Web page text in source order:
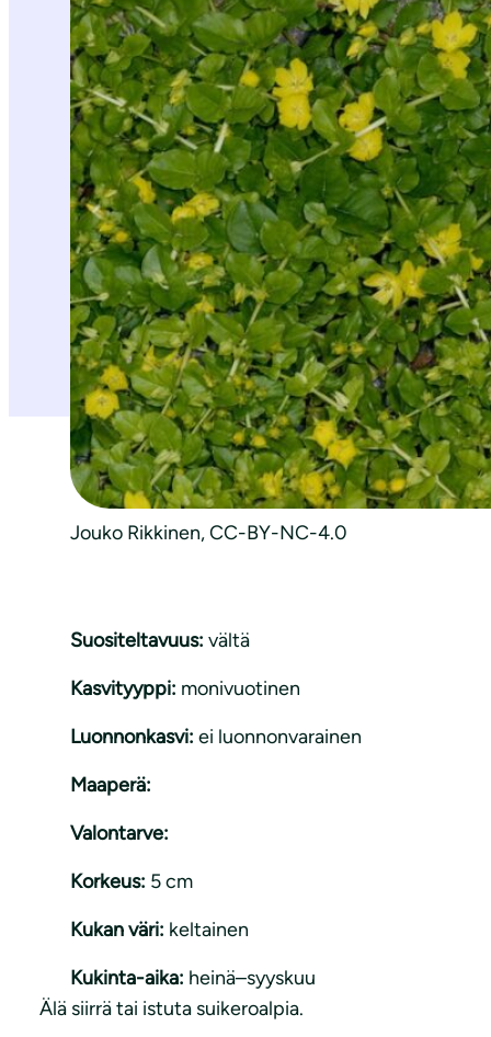
Jouko Rikkinen, CC-BY-NC-4.0
Suositeltavuus: vältä
Kasvityyppi: monivuotinen
Luonnonkasvi: ei luonnonvarainen
Maaperä:
Valontarve:
Korkeus: 5 cm
Kukan väri: keltainen
Kukinta-aika: heinä–syyskuu
Älä siirrä tai istuta suikeroalpia.